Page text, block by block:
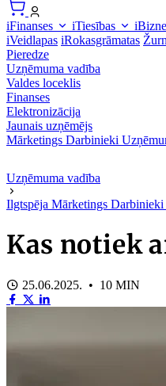
iFinanses iTiesības
iVeidlapas iRokasgrāmatas
Pieredze
Uzņēmuma vadība
Valdes loceklis
Finanses
Elektronizācija
Jaunais uzņēmējs
Mārketings Darbinieki
Uzņēmuma vadība
Ilgtspēja Mārketings Darbinieki
Kas notiek
25.06.2025. • 10 MIN